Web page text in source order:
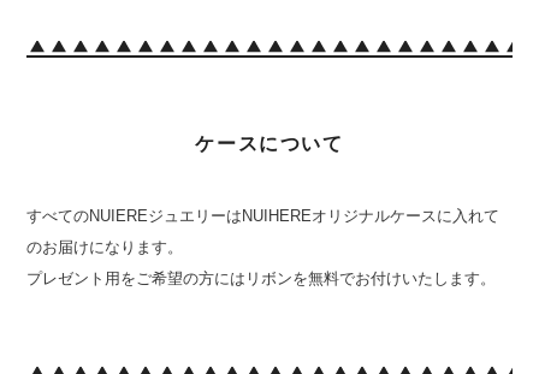
ケースについて
すべてのNUIEREジュエリーはNUIHEREオリジナルケースに入れて
のお届けになります。
プレゼント用をご希望の方にはリボンを無料でお付けいたします。